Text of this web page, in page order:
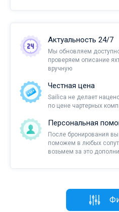
Актуальность 24/7
Мы обновляем
проверяем описание
вручную
Честная цена
Sailica не делает
по цене чартерных
Персональная
После бронирования
поможем в любых
возьмем за это